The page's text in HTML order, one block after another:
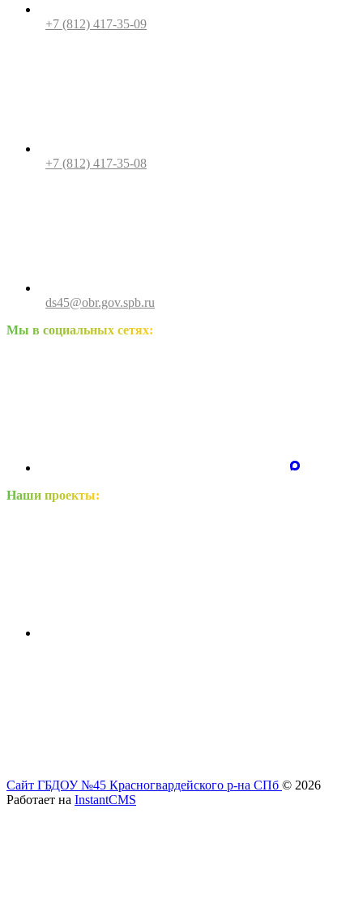
+7 (812) 417-35-09
+7 (812) 417-35-08
ds45@obr.gov.spb.ru
Мы в социальных сетях:
Наши проекты:
Сайт ГБДОУ №45 Красногвардейского р-на СПб © 2026
Работает на InstantCMS